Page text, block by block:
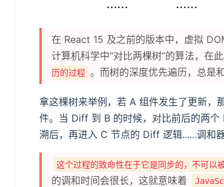
在 React 15 及之前的版本中，虚拟
计算机科学中“对比两棵树”的算法，在
历的过程 。而树的深度优先遍历，总是
拿这棵树来举例，若 A 组件发生了更新，
件。当 Diff 到 B 的时候，对比前后的两
溯后，再进入 C 节点的 Diff 逻辑......调和
这个过程的致命性在于它是同步的，不可以
的调和时间会很长，这就意味着